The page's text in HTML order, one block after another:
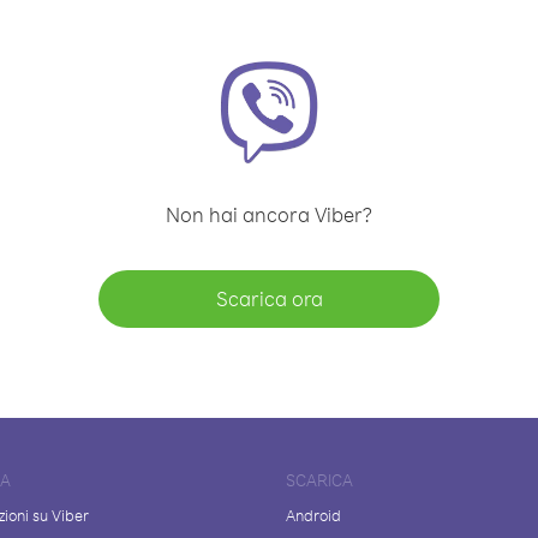
Non hai ancora Viber?
Scarica ora
su Viber
SCARICA
Android